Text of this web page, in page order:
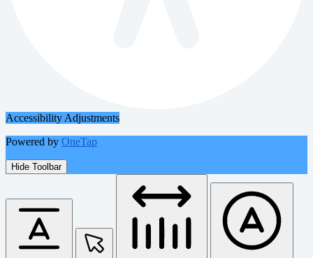
Accessibility Adjustments
Powered by OneTap
Hide Toolbar